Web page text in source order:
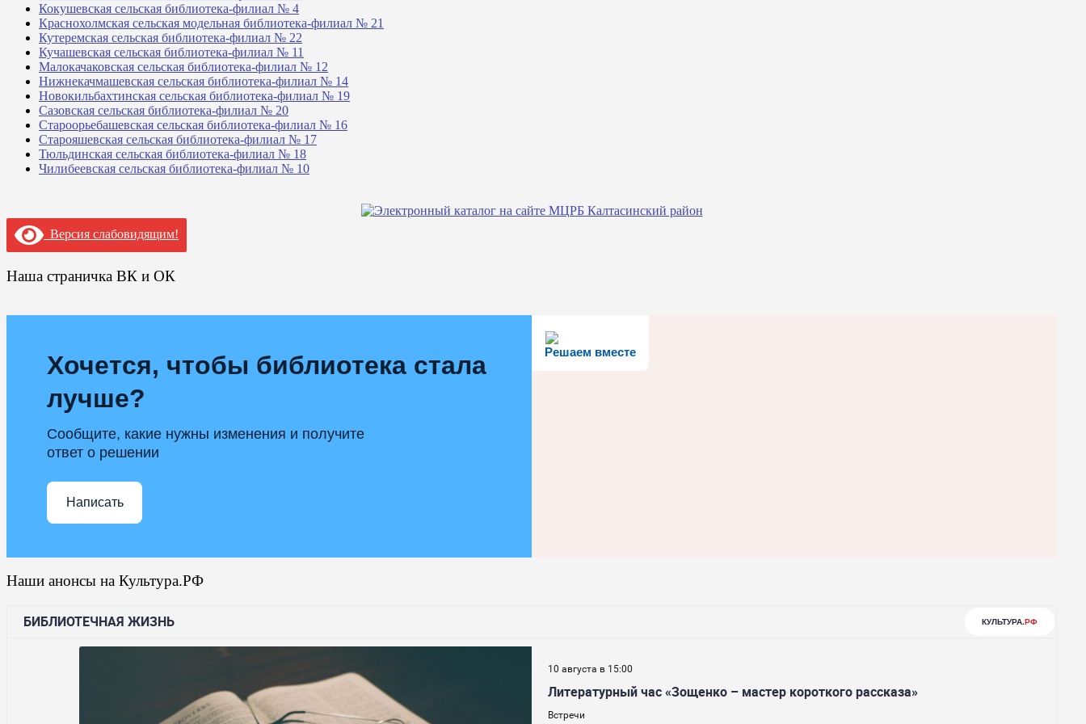
Кокушевская сельская библиотека-филиал № 4
Краснохолмская сельская модельная библиотека-филиал № 21
Кутеремская сельская библиотека-филиал № 22
Кучашевская сельская библиотека-филиал № 11
Малокачаковская сельская библиотека-филиал № 12
Нижнекачмашевская сельская библиотека-филиал № 14
Новокильбахтинская сельская библиотека-филиал № 19
Сазовская сельская библиотека-филиал № 20
Староорьебашевская сельская библиотека-филиал № 16
Старояшевская сельская библиотека-филиал № 17
Тюльдинская сельская библиотека-филиал № 18
Чилибеевская сельская библиотека-филиал № 10
Версия слабовидящим!
Наша страничка ВК и ОК
Решаем вместе
Хочется, чтобы библиотека стала
лучше?
Сообщите, какие нужны изменения и получите
ответ о решении
Написать
Наши анонсы на Культура.РФ